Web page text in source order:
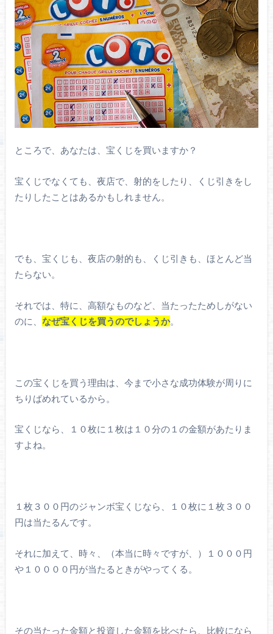
ところで、あなたは、宝くじを買いますか？
宝くじでなくても、夜店で、射的をしたり、くじ引きをし
たりしたことはあるかもしれません。
でも、宝くじも、夜店の射的も、くじ引きも、ほとんど当
たらない。
それでは、特に、高額なものなど、当たったためしがない
のに、 なぜ宝くじを買うのでしょうか。
この宝くじを買う理由は、今まで小さな成功体験が周りに
ちりばめれているから。
宝くじなら、１０枚に１枚は１０分の１の金額があたりま
すよね。
１枚３００円のジャンボ宝くじなら、１０枚に１枚３００
円は当たるんです。
それに加えて、時々、（本当に時々ですが、）１０００円
や１００００円が当たるときがやってくる。
その当たった金額と投資した金額を比べたら、比較になら